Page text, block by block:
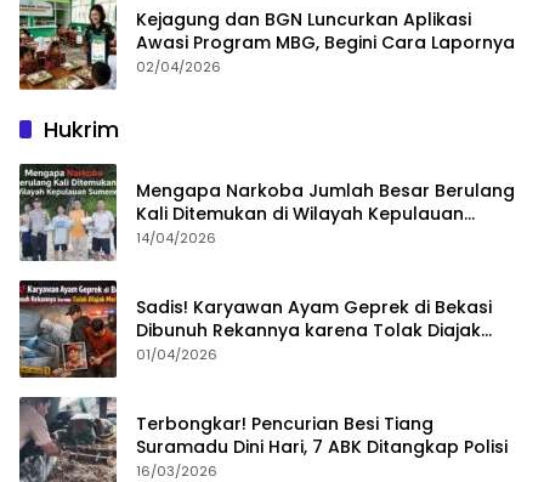
Kejagung dan BGN Luncurkan Aplikasi
Awasi Program MBG, Begini Cara Lapornya
02/04/2026
Hukrim
Mengapa Narkoba Jumlah Besar Berulang
Kali Ditemukan di Wilayah Kepulauan
Sumenep?
14/04/2026
Sadis! Karyawan Ayam Geprek di Bekasi
Dibunuh Rekannya karena Tolak Diajak
Merampok Majikan
01/04/2026
Terbongkar! Pencurian Besi Tiang
Suramadu Dini Hari, 7 ABK Ditangkap Polisi
16/03/2026